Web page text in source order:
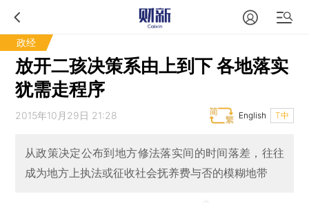
政经
放开二孩决策系由上到下 各地落实
犹需走程序
2015年10月29日 21:28 T中
English
从政策决定公布到地方修法落实间的时间落差，往往
成为地方上执法或征收社会抚养费与否的模糊地带